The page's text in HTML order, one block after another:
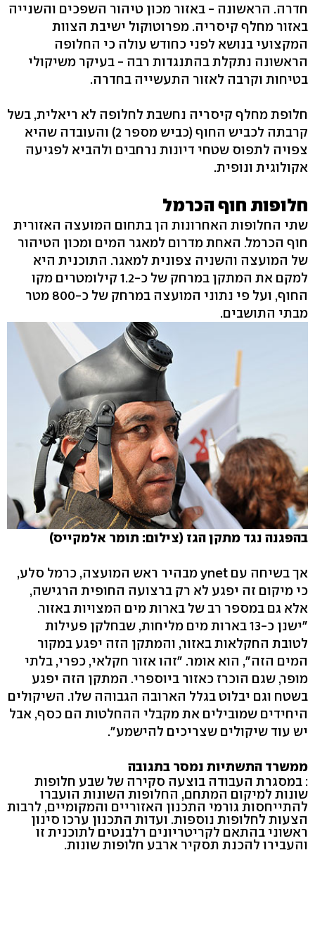
חדרה. הראשונה - באזור מכון טיהור השפכים והשנייה
באזור מחלף קיסריה. מפרוטוקול ישיבת הצוות
המקצועי בנושא לפני כחודש עולה כי החלופה
הראשונה נתקלת בהתנגדות רבה - בעיקר משיקולי
בטיחות וקרבה לאזור התעשייה בחדרה.
חלופת מחלף קיסריה נחשבת לחלופה לא ריאלית, בשל
קרבתה לכביש החוף (כביש מספר 2) והעובדה שהיא
צפויה לתפוס שטחי דיונות נרחבים ולהביא לפגיעה
אקולוגית ונופית.
חלופות חוף הכרמל
שתי החלופות האחרונות הן בתחום המועצה האזורית
חוף הכרמל. האחת מדרום למאגר המים ומכון הטיהור
של המועצה והשניה צפונית למאגר. התוכנית היא
למקם את המתקן במרחק של כ-1.2 קילומטרים מקו
החוף, ועל פי נתוני המועצה במרחק של כ-800 מטר
מבתי התושבים.
בהפגנה נגד מתקן הגז (צילום: תומר אלמקייס)
אך בשיחה עם ynet מבהיר ראש המועצה, כרמל סלע,
כי מיקום זה יפגע לא רק ברצועה החופית הרגישה,
אלא גם במספר רב של בארות מים המצויות באזור.
"ישנן כ-13 בארות מים מליחות, שבחלקן פעילות
לטובת החקלאות באזור, והמתקן הזה יפגע במקור
המים הזה", הוא אומר. "זהו אזור חקלאי, כפרי, בלתי
מופר, שגם הוכרז כאזור ביוספרי. המתקן הזה יפגע
בשטח וגם יבלוט בגלל הארובה הגבוהה שלו. השיקולים
היחידים שמובילים את מקבלי ההחלטות הם כסף, אבל
יש עוד שיקולים שצריכים להישמע".
ממשרד התשתיות נמסר בתגובה
: במסגרת העבודה בוצעה סקירה של שבע חלופות
שונות למיקום המתחם, החלופות השונות הועברו
להתייחסות גורמי התכנון האזוריים והמקומיים, לרבות
הצעות לחלופות נוספות. ועדות התכנון ערכו סינון
ראשוני בהתאם לקריטריונים רלבנטים לתוכנית זו
והעבירו להכנת תסקיר ארבע חלופות שונות.